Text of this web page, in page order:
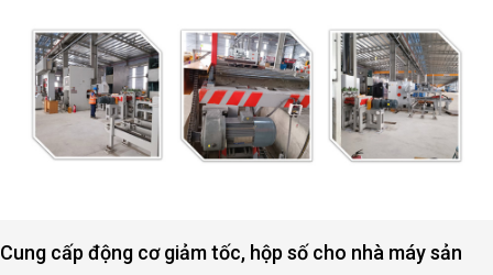
Cung cấp động cơ giảm tốc, hộp số cho nhà máy sản